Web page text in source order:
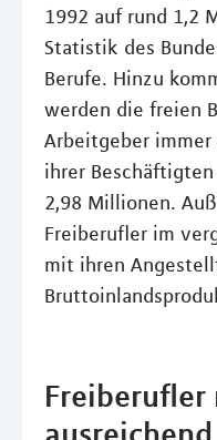
1992 auf rund 1,2
Statistik des
Berufe. Hinzu
werden die freien
Arbeitgeber immer
ihrer
2,98 Millionen.
Freiberufler im
mit ihren
Freiberufler